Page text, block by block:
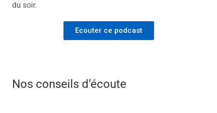
du soir.
Ecouter ce podcast
Nos conseils d’écoute